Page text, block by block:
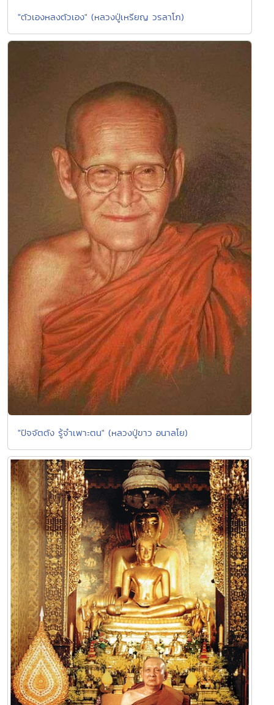
"ตัวเองหลงตัวเอง" (หลวงปู่เหรียญ วรลาโภ)
"ปัจจัตตัง รู้จำเพาะตน" (หลวงปู่ขาว อนาลโย)